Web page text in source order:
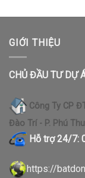
GIỚI THIỆU
CHỦ ĐẦU TƯ DỰ
Công Ty CP
Đào Trí - P. Phú
Hỗ trợ 24/7:
https://b